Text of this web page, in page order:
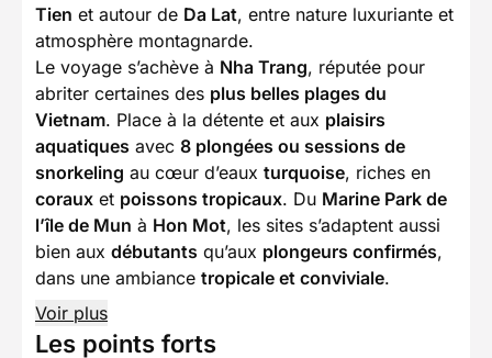
Tien et autour de Da Lat, entre nature luxuriante et
atmosphère montagnarde.
Le voyage s’achève à Nha Trang, réputée pour
abriter certaines des plus belles plages du
Vietnam. Place à la détente et aux plaisirs
aquatiques avec 8 plongées ou sessions de
snorkeling au cœur d’eaux turquoise, riches en
coraux et poissons tropicaux. Du Marine Park de
l’île de Mun à Hon Mot, les sites s’adaptent aussi
bien aux débutants qu’aux plongeurs confirmés,
dans une ambiance tropicale et conviviale.
Voir plus
Les points forts